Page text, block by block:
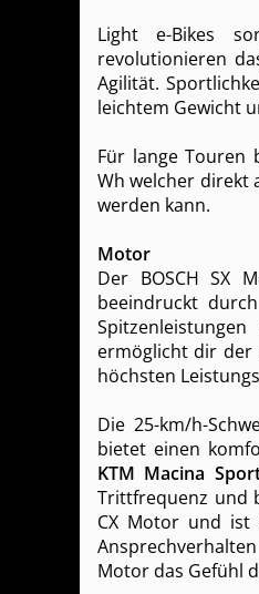
Light e-Bikes
revolutionieren
Agilität.
leichtem Gewicht
Für lange Touren
Wh welcher direkt
werden kann.
Motor
Der BOSCH SX
beeindruckt
ermöglicht dir der
höchsten
Die 25-km/h-
bietet einen
KTM Macina
Trittfrequenz und
CX Motor und ist
Motor das Gefühl